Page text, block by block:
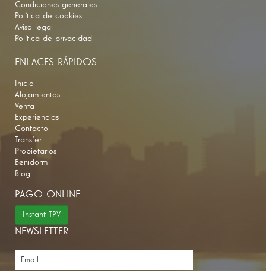
Condiciones generales
Política de cookies
Aviso legal
Política de privacidad
ENLACES RÁPIDOS
Inicio
Alojamientos
Venta
Experiencias
Contacto
Transfer
Propietarios
Benidorm
Blog
PAGO ONLINE
Instant TPV
NEWSLETTER